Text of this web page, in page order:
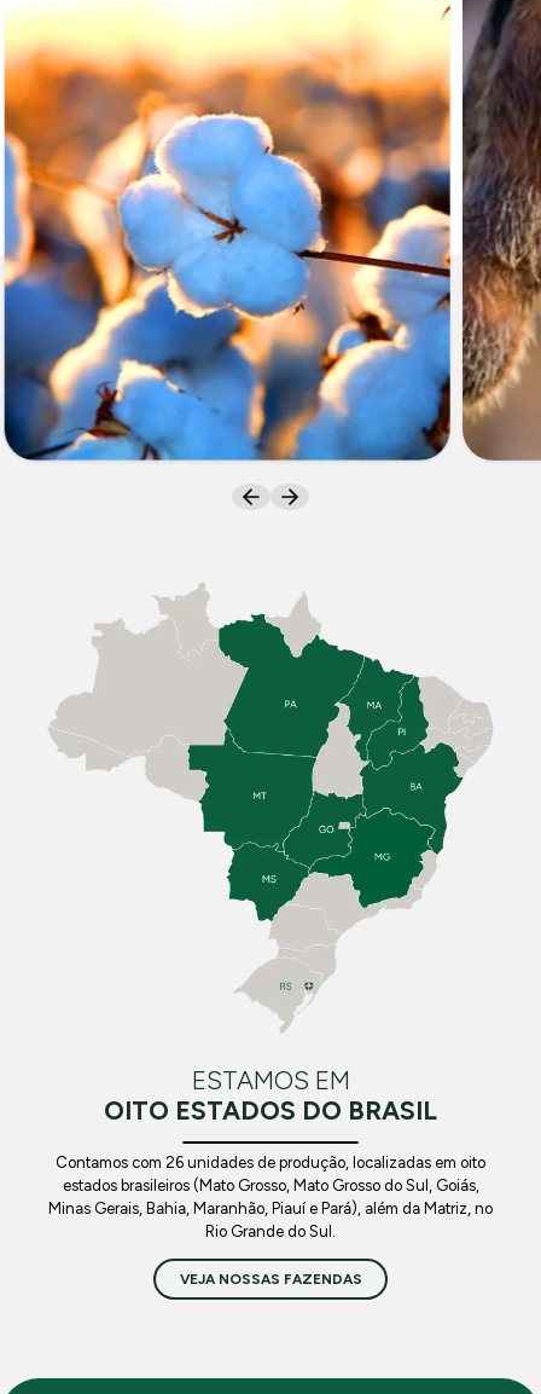
ESTAMOS EM
OITO ESTADOS DO BRASIL
Contamos com 26 unidades de produção, localizadas em oito
estados brasileiros (Mato Grosso, Mato Grosso do Sul, Goiás,
Minas Gerais, Bahia, Maranhão, Piauí e Pará), além da Matriz, no
Rio Grande do Sul.
VEJA NOSSAS FAZENDAS